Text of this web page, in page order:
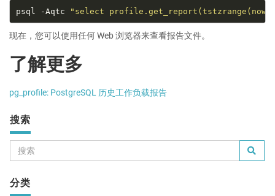
psql -Aqtc "select
现在，您可以使用任何 Web 浏览器来查看报告文件。
了解更多
pg_profile: PostgreSQL 历史工作负载报告
搜索
分类